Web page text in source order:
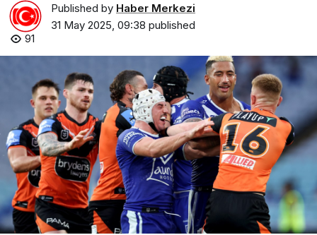
Published by Haber Merkezi
31 May 2025, 09:38 published
91